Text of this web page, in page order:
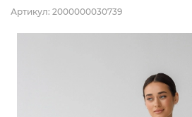
Артикул: 2000000030739